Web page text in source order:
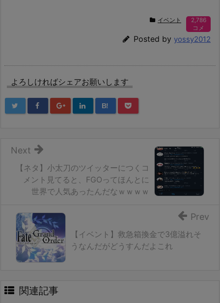
イベント
2,786
コメ
Posted by yossy2012
よろしければシェアお願いします
B!
【ネタ】小太刀のツイッターにつくコ
メント見てると、FGOってほんとに
世界で人気あったんだなｗｗｗｗ
Next
【イベント】救急箱換金で3億溢れそ
うなんだがどうすんだよこれ
Prev
関連記事